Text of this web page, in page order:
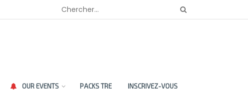
OUR EVENTS PACKS TRE INSCRIVEZ-VOUS